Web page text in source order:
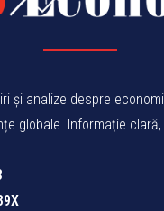
și analize despre
globale. Informație